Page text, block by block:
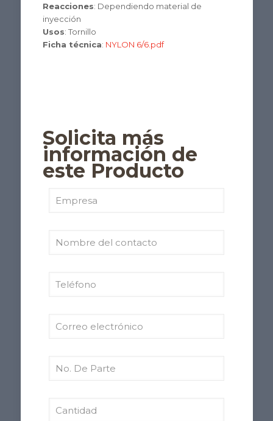
Reacciones: Dependiendo material de
inyección
Usos: Tornillo
Ficha técnica: NYLON 6/6.pdf
Solicita más
información de
este Producto